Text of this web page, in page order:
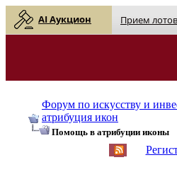
AI Аукцион Прием лотов
Форум по искусству и
атрибуция икон
Помощь в атрибуции иконы